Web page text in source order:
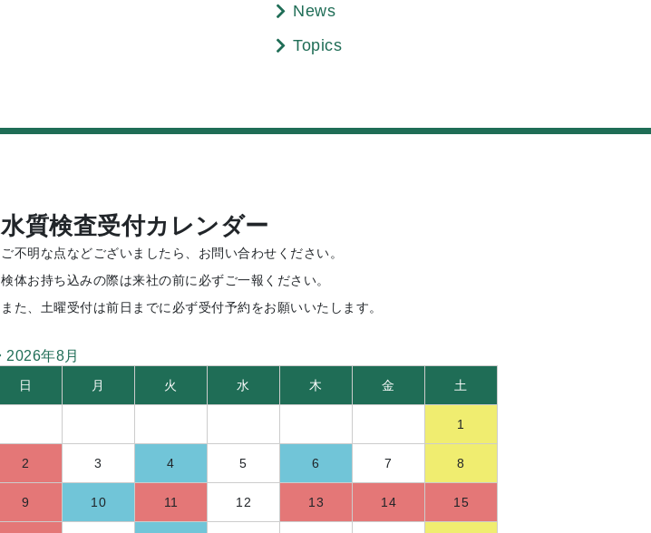
News
Topics
水質検査受付カレンダー
ご不明な点などございましたら、お問い合わせください。
検体お持ち込みの際は来社の前に必ずご一報ください。
また、土曜受付は前日までに必ず受付予約をお願いいたします。
2026年8月
日 月 火 水 木 金 土
1
2 3 4 5 6 7 8
9 10 11 12 13 14 15